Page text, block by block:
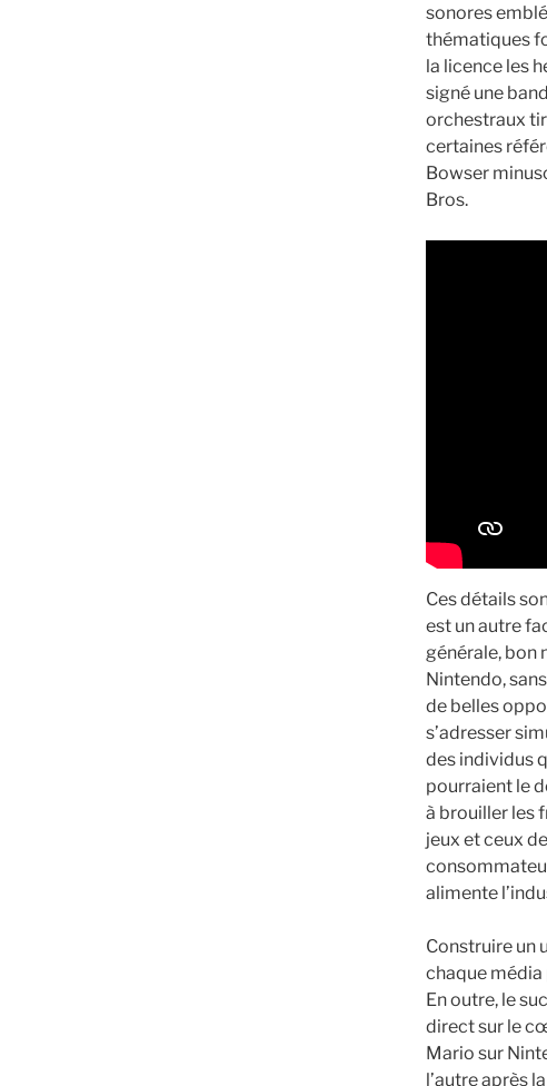
sonores
thématiques
la licence les
signé une
orchestraux
certaines
Bowser
Bros.
Ces détails
est un autre
générale, bon
Nintendo,
de belles
s’adresser
des individus
pourraient le
à brouiller les
jeux et ceux
alimente
Construire un
chaque média
En outre, le
direct sur le
Mario sur
l’autre après